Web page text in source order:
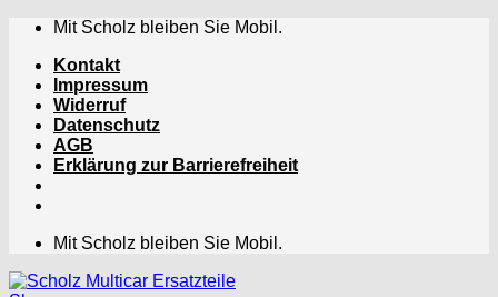
Zum
springen
Mit Scholz bleiben Sie Mobil.
Kontakt
Impressum
Widerruf
Datenschutz
AGB
Erklärung zur Barrierefreiheit
Mit Scholz bleiben Sie Mobil.